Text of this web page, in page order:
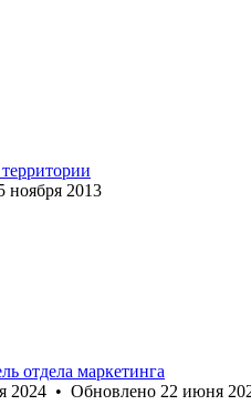
ноября 2013
отдела маркетинга
2024 • Обновлено 22 июня